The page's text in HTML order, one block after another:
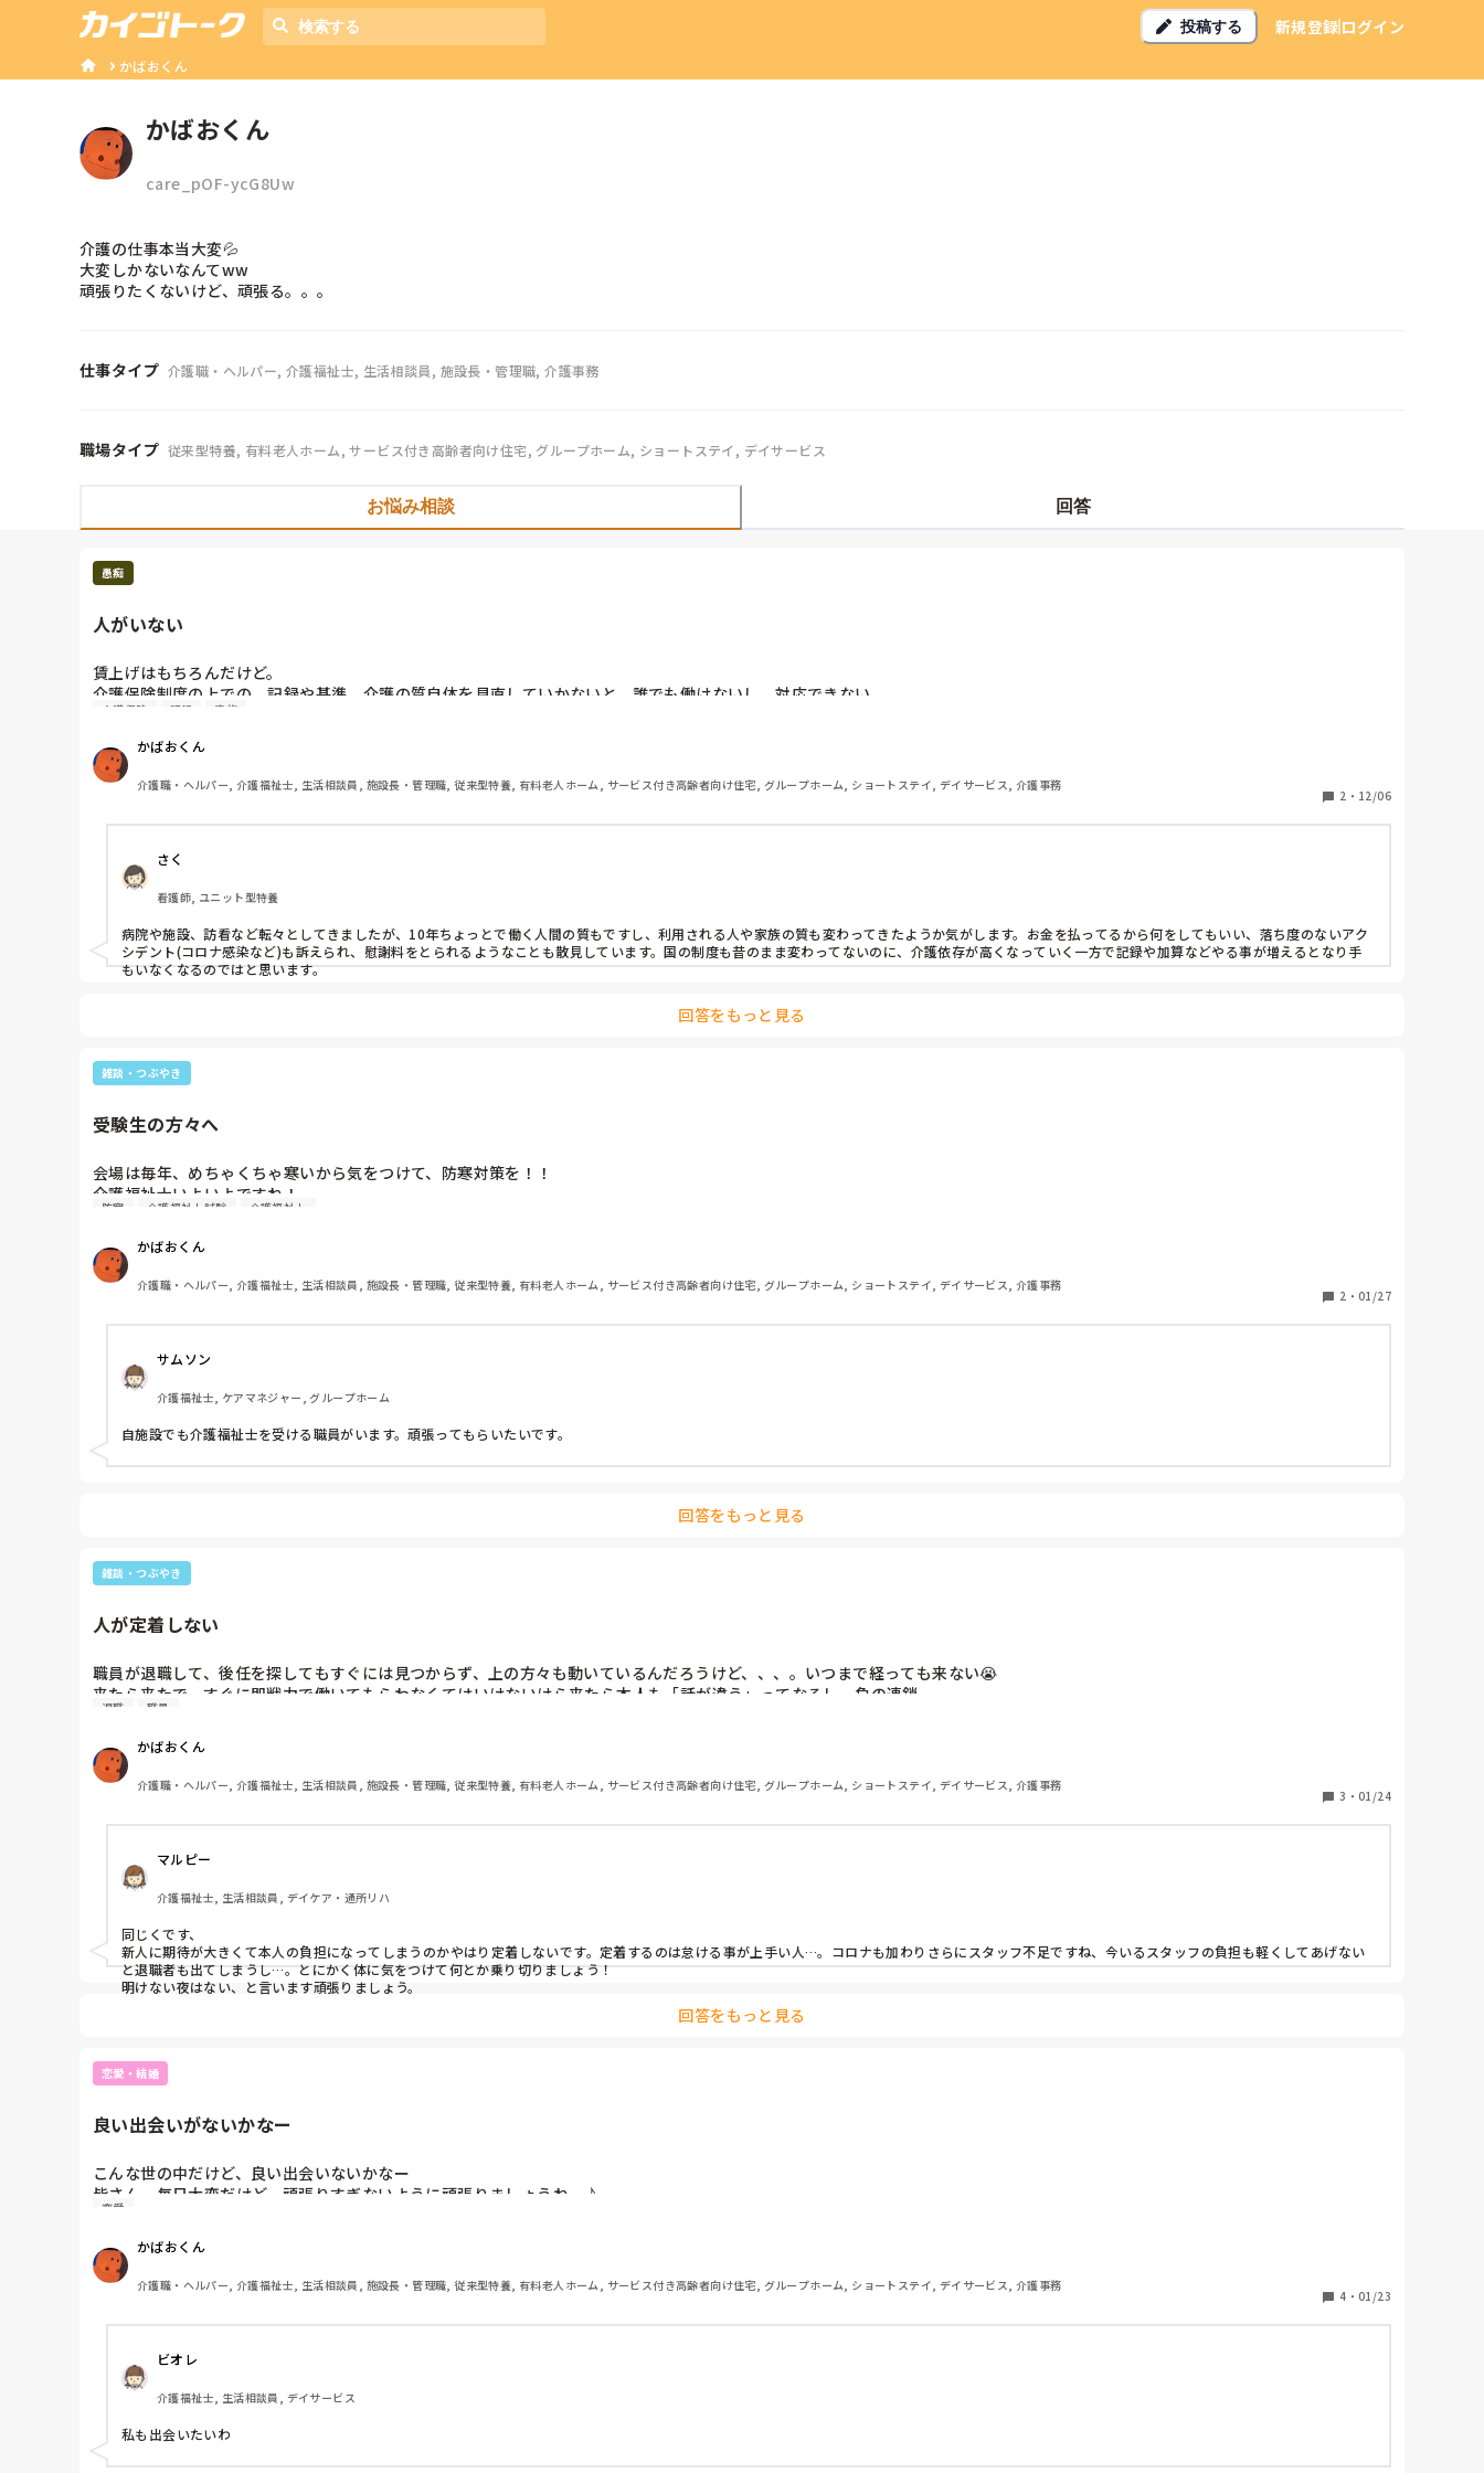
投稿する 新規登録ログイン
かばおくん
かばおくん
care_pOF-ycG8Uw
介護の仕事本当大変💦
大変しかないなんてww
頑張りたくないけど、頑張る。。。
仕事タイプ 介護職・ヘルパー, 介護福祉士, 生活相談員, 施設長・管理職, 介護事務
職場タイプ 従来型特養, 有料老人ホーム, サービス付き高齢者向け住宅, グループホーム, ショートステイ, デイサービス
お悩み相談 回答
愚痴
人がいない
賃上げはもちろんだけど。
介護保険制度の上での、記録や基準、介護の質自体を見直していかないと、誰でも働けないし、対応できない。
してるから。大事だけど。日本の介護という考え自体を変えないと。介護という仕事に就きたくない、つけない。いつまでも人の確保もできない上に、ロボットや福祉器具の利用も
しっかりできない。
介護保険 記録 家族
かばおくん
介護職・ヘルパー, 介護福祉士, 生活相談員, 施設長・管理職, 従来型特養, 有料老人ホーム, サービス付き高齢者向け住宅, グループホーム, ショートステイ, デイサービス, 介護事務
2 ・ 12/06
さく
看護師, ユニット型特養
病院や施設、訪看など転々としてきましたが、10年ちょっとで働く人間の質もですし、利用される人や家族の質も変わってきたようか気がします。お金を払ってるから何をしてもいい、落ち度のないアク
シデント(コロナ感染など)も訴えられ、慰謝料をとられるようなことも散見しています。国の制度も昔のまま変わってないのに、介護依存が高くなっていく一方で記録や加算などやる事が増えるとなり手
もいなくなるのではと思います。
回答をもっと見る
雑談・つぶやき
受験生の方々へ
会場は毎年、めちゃくちゃ寒いから気をつけて、防寒対策を！！
介護福祉士いよいよですね！
防寒 介護福祉士試験 介護福祉士
かばおくん
介護職・ヘルパー, 介護福祉士, 生活相談員, 施設長・管理職, 従来型特養, 有料老人ホーム, サービス付き高齢者向け住宅, グループホーム, ショートステイ, デイサービス, 介護事務
2 ・ 01/27
サムソン
介護福祉士, ケアマネジャー, グループホーム
自施設でも介護福祉士を受ける職員がいます。頑張ってもらいたいです。
回答をもっと見る
雑談・つぶやき
人が定着しない
職員が退職して、後任を探してもすぐには見つからず、上の方々も動いているんだろうけど、、、。いつまで経っても来ない😭
来たら来たで、すぐに即戦力で働いてもらわなくてはいけないけら来たら本人も「話が違う」ってなるし。負の連鎖ー。。。
退職 職員
かばおくん
介護職・ヘルパー, 介護福祉士, 生活相談員, 施設長・管理職, 従来型特養, 有料老人ホーム, サービス付き高齢者向け住宅, グループホーム, ショートステイ, デイサービス, 介護事務
3 ・ 01/24
マルピー
介護福祉士, 生活相談員, デイケア・通所リハ
同じくです、
新人に期待が大きくて本人の負担になってしまうのかやはり定着しないです。定着するのは怠ける事が上手い人…。コロナも加わりさらにスタッフ不足ですね、今いるスタッフの負担も軽くしてあげない
と退職者も出てしまうし…。とにかく体に気をつけて何とか乗り切りましょう！
明けない夜はない、と言います頑張りましょう。
回答をもっと見る
恋愛・結婚
良い出会いがないかなー
こんな世の中だけど、良い出会いないかなー
皆さん、毎日大変だけど、頑張りすぎないように頑張りましょうねー♪
恋愛
かばおくん
介護職・ヘルパー, 介護福祉士, 生活相談員, 施設長・管理職, 従来型特養, 有料老人ホーム, サービス付き高齢者向け住宅, グループホーム, ショートステイ, デイサービス, 介護事務
4 ・ 01/23
ビオレ
介護福祉士, 生活相談員, デイサービス
私も出会いたいわ